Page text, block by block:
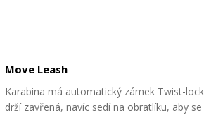
Move Leash
Karabina má automatický zámek Twist-
drží zavřená, navíc sedí na obratlíku, aby se